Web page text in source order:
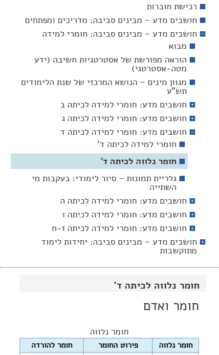
חומר נלווה לכיתה ד'
חומר ואדם
חומר נלווה
חומר נלווה פירוט החומר חומר להורדה
רכישת חוברות
חושבים מדע – מבינים סביבה: מדריכים ומפתחים
חושבים מדע – מבינים סביבה: חומרי למידה
מבוא
הוראה מפורשת של אסטרטגיות חשיבה (ידע
מטה-אסטרטגי)
מגוון מינים – הנושא המרכזי של שנת הלימודים
תש"ע
חושבים מדע: חומרי למידה לכיתה ב
חושבים מדע: חומרי למידה לכיתה ג
חושבים מדע: חומרי למידה לכיתה ד
חומרי למידה לכיתה ד'
חומר נלווה לכיתה ד'
גלריית תמונות – סיור לימודי: בעקבות מי
השתייה
חושבים מדע: חומרי למידה לכיתה ה
חושבים מדע: חומרי למידה לכיתה ו
חושבים מדע: חומרי למידה לכיתה ז-ח
חושבים מדע – מבינים סביבה: יחידות לימוד
מתוקשבות